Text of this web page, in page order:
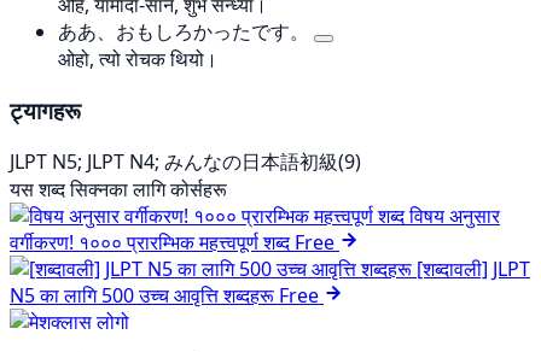
ओह, यामादा-सान, शुभ सन्ध्या।
ああ、おもしろかったです。
ओहो, त्यो रोचक थियो।
ट्यागहरू
JLPT N5; JLPT N4; みんなの日本語初級(9)
यस शब्द सिक्नका लागि कोर्सहरू
विषय अनुसार
वर्गीकरण! १००० प्रारम्भिक महत्त्वपूर्ण शब्द Free
[शब्दावली] JLPT
N5 का लागि 500 उच्च आवृत्ति शब्दहरू Free